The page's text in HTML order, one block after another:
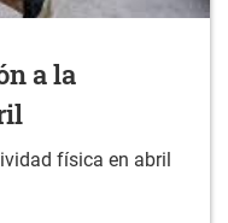
a la
física en abril